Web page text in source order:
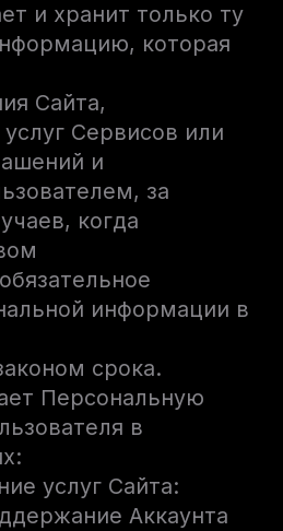
и хранит только ту
которая
Сайта,
Сервисов или
и
за
когда
информации в
срока.
Персональную
в
услуг Сайта:
Аккаунта